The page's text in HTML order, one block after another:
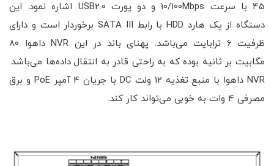
45 با سرعت 10/100Mbps و دو پورت USB2.0 اشاره نمود. این
دستگاه از یک هارد HDD با رابط SATA III برخوردار است و دارای
ظرفیت 6 ترابایت می‌باشد. پهنای باند در این NVR داهوا 80
مگابیت بر ثانیه بوده که به راحتی قادر به انتقال داده‌ها می‌باشد.
NVR داهوا با منبع تغذیه 12 ولت DC با جریان 4 آمپر PoE و برق
مصرفی 4 وات به خوبی می‌تواند کار کند.